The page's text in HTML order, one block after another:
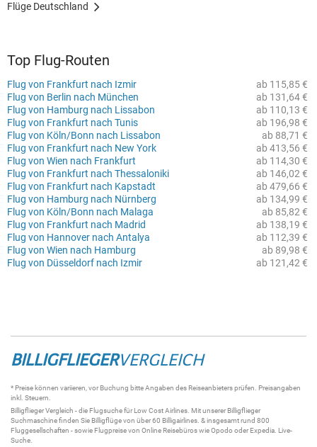
Flüge Deutschland
Top Flug-Routen
ab 115,85 €
Flug von Frankfurt nach Izmir
ab 131,64 €
Flug von Berlin nach München
ab 110,13 €
Flug von Hamburg nach Lissabon
ab 196,98 €
Flug von Frankfurt nach Tunis
ab 88,71 €
Flug von Köln/Bonn nach Lissabon
ab 413,56 €
Flug von Frankfurt nach New York
ab 114,30 €
Flug von Wien nach Frankfurt
ab 146,02 €
Flug von Frankfurt nach Thessaloniki
ab 479,66 €
Flug von Frankfurt nach Kapstadt
ab 134,99 €
Flug von Hamburg nach Nürnberg
ab 85,82 €
Flug von Köln/Bonn nach Malaga
ab 138,19 €
Flug von Frankfurt nach Madrid
ab 112,39 €
Flug von Hannover nach Antalya
ab 89,98 €
Flug von Wien nach Hamburg
ab 121,42 €
Flug von Düsseldorf nach Izmir
BILLIGFLIEGERVERGLEICH
* Preise können variieren, vor Buchung bitte Angaben des Reiseanbieters prüfen. Preisangaben
inkl. Steuern.
BilligfliegerVergleich - die Flugsuchefür Low Cost Airlines. Mit unsererBilligflieger
Suchmaschinefinden Sie Billigflügevon über 60 Billigairlines . & insgesamt rund 800
Fluggesellschaften - sowie Flugpreise von Online Reisebüros wie Opodo oder Expedia. Live-
Suche